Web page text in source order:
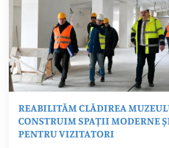
REABILITĂM CLĂDIREA
CONSTRUIM SPAȚII MODERNE
PENTRU VIZITATORI